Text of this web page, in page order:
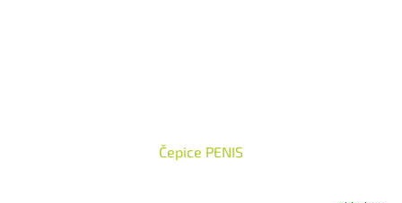
Čepice PENIS